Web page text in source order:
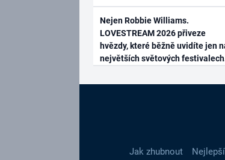
Nejen Robbie Williams.
LOVESTREAM 2026 přiveze
hvězdy, které běžně uvidíte jen
největších světových festivalech
Jak zhubnout